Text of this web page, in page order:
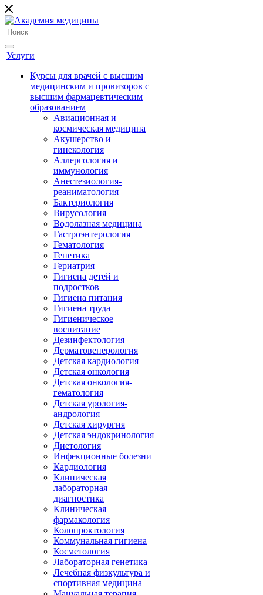
Услуги
Курсы для врачей с высшим
медицинским и провизоров с
высшим фармацевтическим
образованием
Авиационная и
космическая медицина
Акушерство и
гинекология
Аллергология и
иммунология
Анестезиология-
реаниматология
Бактериология
Вирусология
Водолазная медицина
Гастроэнтерология
Гематология
Генетика
Гериатрия
Гигиена детей и
подростков
Гигиена питания
Гигиена труда
Гигиеническое
воспитание
Дезинфектология
Дерматовенерология
Детская кардиология
Детская онкология
Детская онкология-
гематология
Детская урология-
андрология
Детская хирургия
Детская эндокринология
Диетология
Инфекционные болезни
Кардиология
Клиническая
лабораторная
диагностика
Клиническая
фармакология
Колопроктология
Коммунальная гигиена
Косметология
Лабораторная генетика
Лечебная физкультура и
спортивная медицина